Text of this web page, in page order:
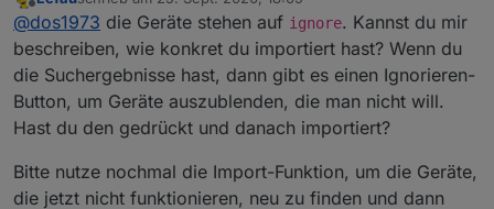
Offlinezuletzt editiert von
@dos1973 die Geräte stehen auf ignore. Kannst du mir
beschreiben, wie konkret du importiert hast? Wenn du
die Suchergebnisse hast, dann gibt es einen Ignorieren-
Button, um Geräte auszublenden, die man nicht will.
Hast du den gedrückt und danach importiert?
Bitte nutze nochmal die Import-Funktion, um die Geräte,
die jetzt nicht funktionieren, neu zu finden und dann